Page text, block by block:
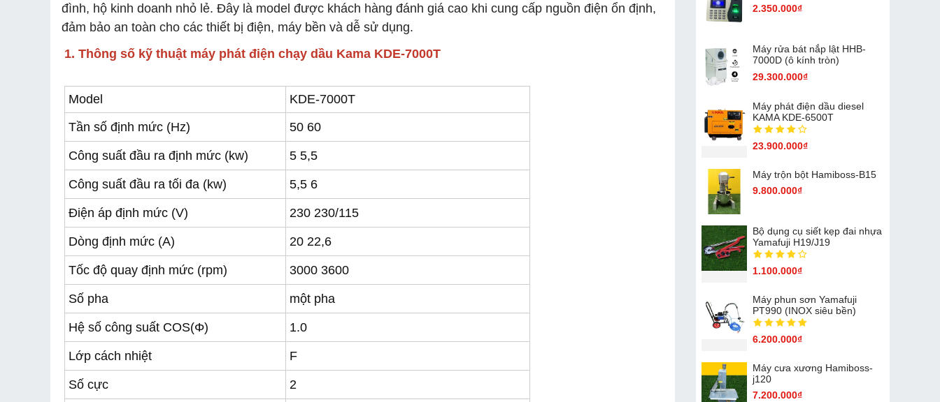
đình, hộ kinh doanh nhỏ lẻ. Đây là model được khách hàng đánh giá cao khi cung cấp nguồn điện ổn định,
đảm bảo an toàn cho các thiết bị điện, máy bền và dễ sử dụng.
1. Thông số kỹ thuật máy phát điện chạy dầu Kama KDE-7000T
Model
KDE-7000T
Tần số định mức (Hz)
50 60
Công suất đầu ra định mức (kw) 5 5,5
Công suất đầu ra tối đa (kw) 5,5 6
Điện áp định mức (V) 230 230/115
Dòng định mức (A) 20 22,6
Tốc độ quay định mức (rpm) 3000 3600
Số pha một pha
Hệ số công suất COS(Φ) 1.0
Lớp cách nhiệt F
Số cực 2
2.350.000₫
Máy rửa bát nắp lật HHB-
7000D (ô kính tròn)
29.300.000₫
Máy phát điện dầu diesel
KAMA KDE-6500T
23.900.000₫
Máy trộn bột Hamiboss-B15
9.800.000₫
Bộ dụng cụ siết kẹp đai nhựa
Yamafuji H19/J19
1.100.000₫
Máy phun sơn Yamafuji
PT990 (INOX siêu bền)
6.200.000₫
Máy cưa xương Hamiboss-
j120
7.200.000₫